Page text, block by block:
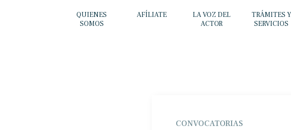
QUIENES
SOMOS
AFÍLIATE
LA VOZ DEL
ACTOR
TRÁMITES Y
SERVICIOS
CONVOCATORIAS